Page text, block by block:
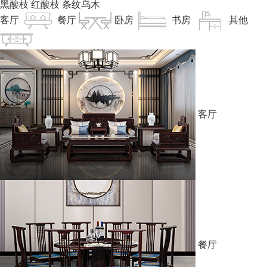
黑酸枝 红酸枝 条纹乌木
客厅
餐厅 卧房 书房 其他
客厅
餐厅